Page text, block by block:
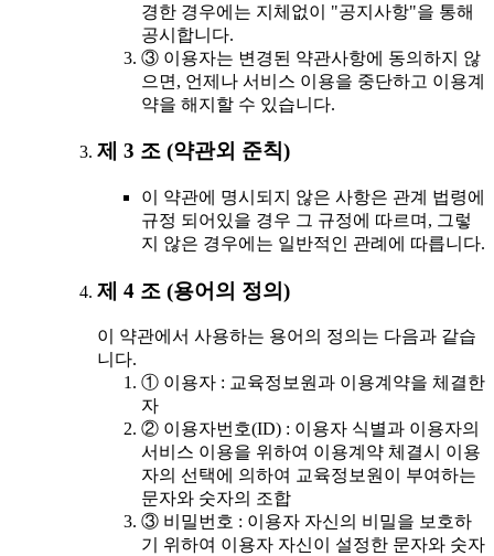
경한 경우에는 지체없이 "공지사항"을 통해
공시합니다.
③ 이용자는 변경된 약관사항에 동의하지 않
으면, 언제나 서비스 이용을 중단하고 이용계
약을 해지할 수 있습니다.
제 3 조 (약관외 준칙)
이 약관에 명시되지 않은 사항은 관계 법령에
규정 되어있을 경우 그 규정에 따르며, 그렇
지 않은 경우에는 일반적인 관례에 따릅니다.
제 4 조 (용어의 정의)
이 약관에서 사용하는 용어의 정의는 다음과 같습
니다.
① 이용자 : 교육정보원과 이용계약을 체결한
자
② 이용자번호(ID) : 이용자 식별과 이용자의
서비스 이용을 위하여 이용계약 체결시 이용
자의 선택에 의하여 교육정보원이 부여하는
문자와 숫자의 조합
③ 비밀번호 : 이용자 자신의 비밀을 보호하
기 위하여 이용자 자신이 설정한 문자와 숫자